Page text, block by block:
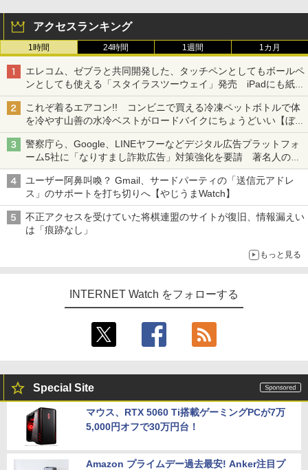
アクセスランキング
1時間 24時間 1週間 1カ月
エレコム、ゼブラと共同開発した、タッチペンとしてもボールペ
ンとしても使える「スタイラスツーウェイ」発売 iPadにも紙に
も、持ち替えずに書き込める
これぞ着るエアコン!! コンビニで買える冷凍ペットボトルで体
を冷やす山善の水冷ベストがロードバイクにちょうどいい【ぼっ
ち・ざ・ろーど！その14】【空いた時間でなにしてる？】
警察庁ら、Google、LINEヤフーなどデジタル広告プラットフォ
ーム5社に「なりすまし詐欺広告」対策強化を要請 著名人の写
真や映像を使った投資詐欺などへの対策として
ユーザー阿鼻叫喚？ Gmail、サードパーティの「送信元アドレ
ス」のサポートを打ち切りへ【やじうまWatch】
不正アクセスを受けていた将棋連盟のサイトが復旧、情報漏えい
は「痕跡なし」
もっと見る
INTERNET Watch をフォローする
Special Site
マウス、RTX 5060 Ti搭載ゲーミングPCが7万
5,000円オフで30万円台！
Amazon プライムデー過去最安! Anker注目プ